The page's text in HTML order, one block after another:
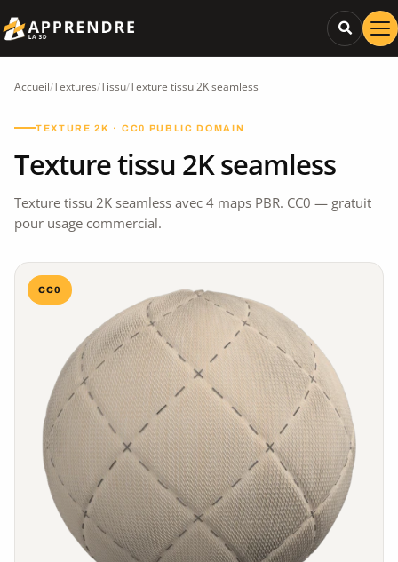
Accueil/Textures/Tissu/Texture tissu 2K seamless
TEXTURE 2K · CC0 PUBLIC DOMAIN
Texture tissu 2K seamless
Texture tissu 2K seamless avec 4 maps PBR. CC0 — gratuit
pour usage commercial.
CC0